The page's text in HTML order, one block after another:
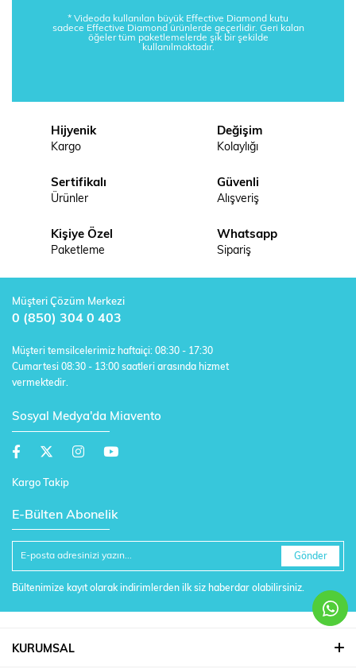
* Videoda kullanılan büyük Effective Diamond kutu
sadece Effective Diamond ürünlerde geçerlidir. Geri kalan
öğeler tüm paketlemelerde şık bir şekilde
kullanılmaktadır.
Hijyenik
Kargo
Değişim
Kolaylığı
Sertifikalı
Ürünler
Güvenli
Alışveriş
Kişiye Özel
Paketleme
Whatsapp
Sipariş
Müşteri Çözüm Merkezi
0 (850) 304 0 403
Müşteri temsilcelerimiz haftaiçi: 08:30 - 17:30
Cumartesi 08:30 - 13:00 saatleri arasında hizmet
vermektedir.
Sosyal Medya'da Miavento
Kargo Takip
E-Bülten Abonelik
Gönder
Bültenimize kayıt olarak indirimlerden ilk siz haberdar olabilirsiniz.
KURUMSAL